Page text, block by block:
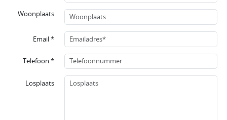
Woonplaats
Email *
Telefoon *
Losplaats